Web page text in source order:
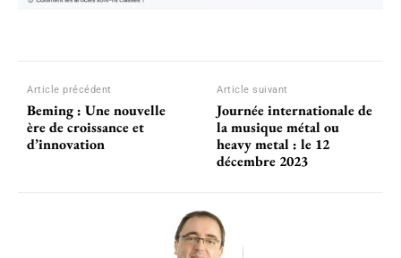
Article précédent
Beming : Une nouvelle
ère de croissance et
d’innovation
Article suivant
Journée internationale de
la musique métal ou
heavy metal : le 12
décembre 2023